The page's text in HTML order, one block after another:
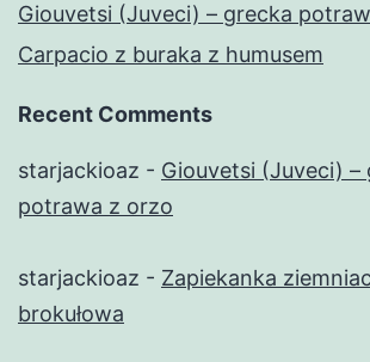
Giouvetsi (Juveci) – grecka
Carpacio z buraka z humusem
Recent Comments
starjackioaz - Giouvetsi (Juveci) –
potrawa z orzo
starjackioaz - Zapiekanka
brokułowa